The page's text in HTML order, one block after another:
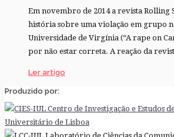
Em novembro de 2014 a revista Rolling
história sobre uma violação em grupo
Universidade de Virgínia (“A rape on
por não estar correta. A reação da
Ler artigo
Produzido por: